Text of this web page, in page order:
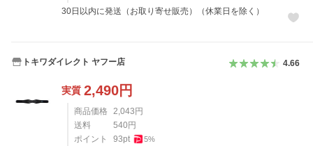
30日以内に発送（お取り寄せ販売）（休業日を除く）
トキワダイレクト ヤフー店 4.66
実質 2,490円
商品価格 2,043 円
送料
540 円
ポイント
93pt 5%